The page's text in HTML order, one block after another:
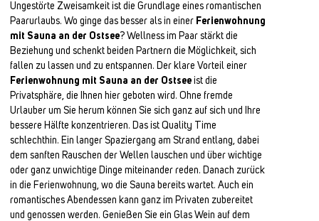
Ungestörte Zweisamkeit ist die Grundlage eines romantischen
Paarurlaubs. Wo ginge das besser als in einer Ferienwohnung
mit Sauna an der Ostsee? Wellness im Paar stärkt die
Beziehung und schenkt beiden Partnern die Möglichkeit, sich
fallen zu lassen und zu entspannen. Der klare Vorteil einer
Ferienwohnung mit Sauna an der Ostsee ist die
Privatsphäre, die Ihnen hier geboten wird. Ohne fremde
Urlauber um Sie herum können Sie sich ganz auf sich und Ihre
bessere Hälfte konzentrieren. Das ist Quality Time
schlechthin. Ein langer Spaziergang am Strand entlang, dabei
dem sanften Rauschen der Wellen lauschen und über wichtige
oder ganz unwichtige Dinge miteinander reden. Danach zurück
in die Ferienwohnung, wo die Sauna bereits wartet. Auch ein
romantisches Abendessen kann ganz im Privaten zubereitet
und genossen werden. Genießen Sie ein Glas Wein auf dem